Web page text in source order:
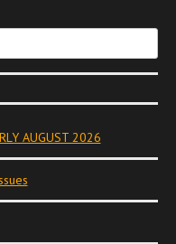
AUGUST 2026